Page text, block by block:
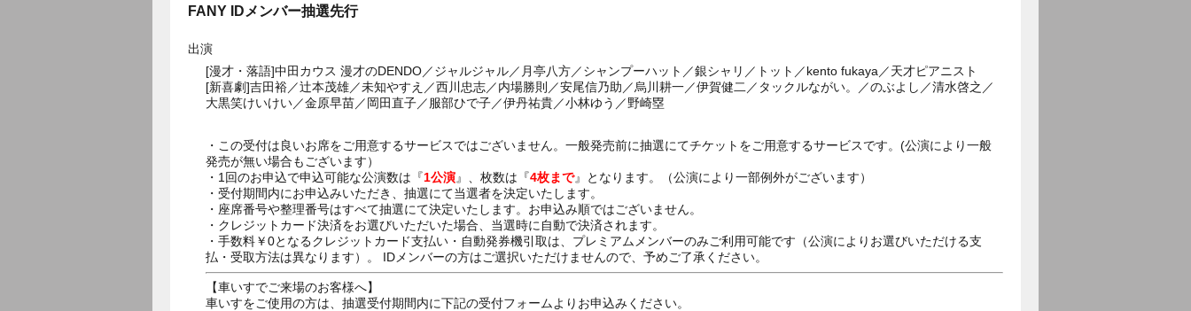
FANY IDメンバー抽選先行
出演
[漫才・落語]中田カウス 漫才のDENDO／ジャルジャル／月亭八方／シャンプーハット／銀シャリ／トット／kento fukaya／天才ピアニスト
[新喜劇]吉田裕／辻本茂雄／未知やすえ／西川忠志／内場勝則／安尾信乃助／烏川耕一／伊賀健二／タックルながい。／のぶよし／清水啓之／
大黒笑けいけい／金原早苗／岡田直子／服部ひで子／伊丹祐貴／小林ゆう／野崎塁
・この受付は良いお席をご用意するサービスではございません。一般発売前に抽選にてチケットをご用意するサービスです。(公演により一般
発売が無い場合もございます）
・1回のお申込で申込可能な公演数は『1公演』、枚数は『4枚まで』となります。（公演により一部例外がございます）
・受付期間内にお申込みいただき、抽選にて当選者を決定いたします。
・座席番号や整理番号はすべて抽選にて決定いたします。お申込み順ではございません。
・クレジットカード決済をお選びいただいた場合、当選時に自動で決済されます。
・手数料￥0となるクレジットカード支払い・自動発券機引取は、プレミアムメンバーのみご利用可能です（公演によりお選びいただける支
払・受取方法は異なります）。 IDメンバーの方はご選択いただけませんので、予めご了承ください。
【車いすでご来場のお客様へ】
車いすをご使用の方は、抽選受付期間内に下記の受付フォームよりお申込みください。